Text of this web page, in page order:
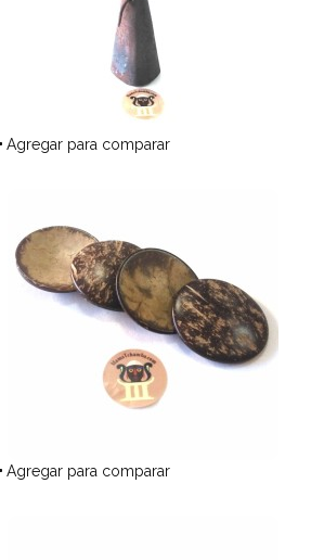
Agregar para comparar
Agregar para comparar